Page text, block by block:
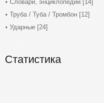
Словари, энциклопедии [14]
Труба / Туба / Тромбон [12]
Ударные [24]
Статистика